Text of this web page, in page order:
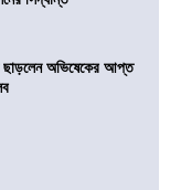
ছাড়লেন অভিষেকের আপ্ত